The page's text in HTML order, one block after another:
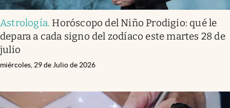
Astrología. Horóscopo del Niño Prodigio: qué le
depara a cada signo del zodíaco este martes 28 de
julio
miércoles, 29 de Julio de 2026